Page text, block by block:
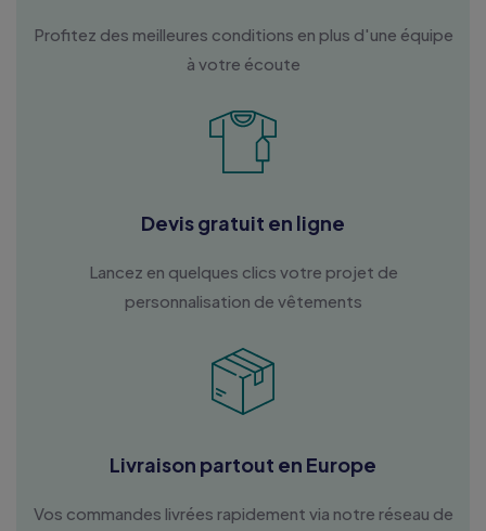
Profitez des meilleures conditions en plus d'une équipe
à votre écoute
Devis gratuit en ligne
Lancez en quelques clics votre projet de
personnalisation de vêtements
Livraison partout en Europe
Vos commandes livrées rapidement via notre réseau de